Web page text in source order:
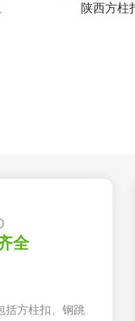
陕西方柱
全
括方柱扣、钢跳